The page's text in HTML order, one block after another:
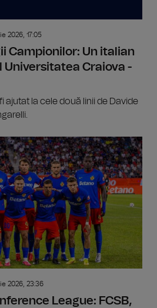
2026, 17:05
Campionilor: Un italian
Craiova -
ajutat la cele două linii de Davide
2026, 23:36
League: FCSB,